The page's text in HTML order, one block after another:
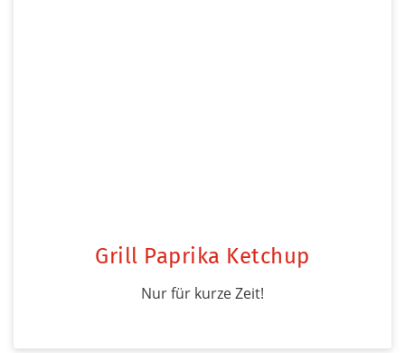
Grill Paprika Ketchup
Nur für kurze Zeit!